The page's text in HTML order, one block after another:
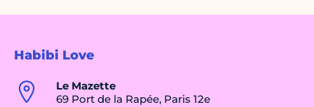
Habibi Love
Le Mazette
69 Port de la Rapée, Paris 12e